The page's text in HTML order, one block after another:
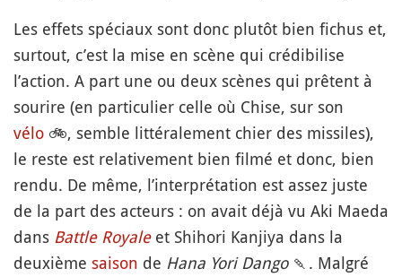
Les effets spéciaux sont donc plutôt bien fichus et,
surtout, c’est la mise en scène qui crédibilise
l’action. A part une ou deux scènes qui prêtent à
sourire (en particulier celle où Chise, sur son
vélo 🚲, semble littéralement chier des missiles),
le reste est relativement bien filmé et donc, bien
rendu. De même, l’interprétation est assez juste
de la part des acteurs : on avait déjà vu Aki Maeda
dans Battle Royaleet Shihori Kanjiya dans la
deuxième saison de Hana Yori Dango 🍡 . Malgré